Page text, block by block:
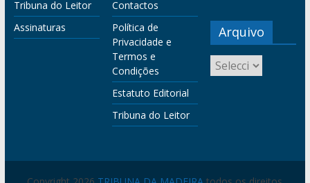
Tribuna do Leitor
Assinaturas
Contactos
Política de
Privacidade e
Termos e
Condições
Estatuto Editorial
Tribuna do Leitor
Arquivo